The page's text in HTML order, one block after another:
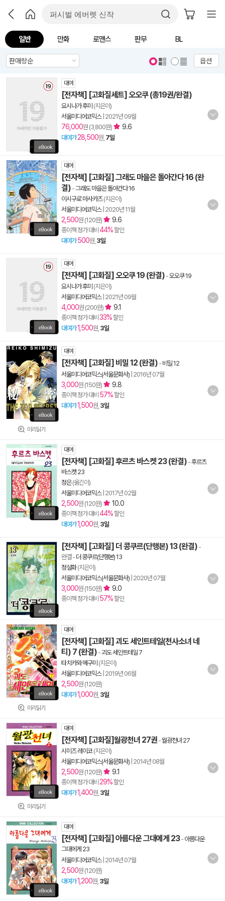
일반 만화 로맨스 판무 BL
옵션
대여
[전자책] [고화질세트] 오오쿠 (총19권/완결)
요시나가 후미 (지은이)
서울미디어코믹스| 2021년 09월
76,000원 (3,800원) 9.6
대여가 28,500원, 7일
대여
[전자책] [고화질] 그래도 마을은 돌아간다 16 (완
결) -그래도 마을은 돌아간다 16
이시구로 마사카즈(지은이)
서울미디어코믹스| 2020년 11월
2,500원 (120원) 9.6
종이책 정가 대비 44%할인
대여가 500원, 3일
대여
[전자책] [고화질] 오오쿠 19 (완결) -오오쿠 19
요시나가 후미 (지은이)
서울미디어코믹스| 2021년 09월
4,000원 (200원) 9.1
종이책 정가 대비 33%할인
대여가1,500원, 3일
미리읽기
대여
[전자책] [고화질] 비밀 12 (완결) - 비밀 12
서울미디어코믹스(서울문화사) 2016년 07월
3,000원 (150원) 9.8
종이책 정가 대비 57%할인
대여가1,500원, 3일
대여
[전자책] [고화질] 후르츠 바스켓 23 (완결) -후르츠
바스켓 23
정은(옮긴이)
서울미디어코믹스| 2017년 02월
2,500원 (120원) 10.0
종이책 정가 대비 44%할인
대여가1,000원, 3일
[전자책] [고화질] 더 콩쿠르(단행본) 13 (완결) -
완결- 더 콩쿠르(단행본) 13
정설화(지은이)
서울미디어코믹스(서울문화사) 2020년 07월
3,000원 (150원) 9.0
종이책 정가 대비 57%할인
미리읽기
대여
[전자책] [고화질] 괴도 세인트테일(천사소녀 네
티) 7 (완결) -괴도 세인트테일 7
타치카와 메구미 (지은이)
서울미디어코믹스| 2019년 06월
2,500원 (120원)
대여가1,000원, 3일
미리읽기
대여
[전자책] [고화질]월광천녀 27권 -월광천녀 27
시미즈 레이코(지은이)
서울미디어코믹스(서울문화사) 2014년 08월
2,500원 (120원) 9.1
종이책 정가 대비 29%할인
대여가1,400원, 3일
대여
[전자책] [고화질] 아름다운 그대에게 23- 아름다운
그대에게 23
서울미디어코믹스| 2014년 07월
2,500원 (120원)
대여가1,200원, 3일